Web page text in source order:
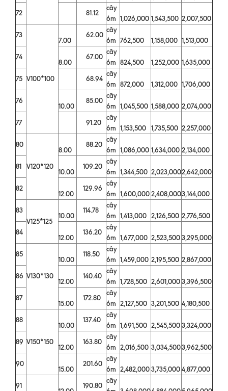
72
81.12
cây
6m 1,026,000 1,543,500 2,007,500
73
V100*100
7.00
62.00
cây
6m 762,500 1,158,000 1,513,000
74
8.00
67.00
cây
6m 824,500 1,252,000 1,635,000
75
68.94
cây
6m 872,000 1,312,000 1,706,000
76
10.00
85.00
cây
6m 1,045,500 1,588,000 2,074,000
77
91.20
cây
6m 1,153,500 1,735,500 2,257,000
80
V120*120
8.00
88.20
cây
6m 1,086,000 1,634,000 2,134,000
81
10.00
109.20
cây
6m 1,344,500 2,023,0002,642,000
82
12.00
129.96
cây
6m 1,600,0002,408,0003,144,000
83
V125*125
10.00
114.78
cây
6m 1,413,000 2,126,500 2,776,500
84
12.00
136.20
cây
6m 1,677,000 2,523,5003,295,000
85
V130*130
10.00
118.50
cây
6m 1,459,000 2,195,500 2,867,000
86
12.00
140.40
cây
6m 1,728,500 2,601,0003,396,500
87
15.00
172.80
cây
6m 2,127,500 3,201,500 4,180,500
88
V150*150
10.00
137.40
cây
6m 1,691,500 2,545,5003,324,000
89
12.00
163.80
cây
6m 2,016,500 3,034,5003,962,500
90
15.00
201.60
cây
6m 2,482,0003,735,0004,877,000
91
190.80
cây